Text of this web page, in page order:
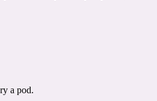
a pod.